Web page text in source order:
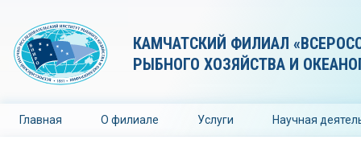
КАМЧАТСКИЙ ФИЛИАЛ
РЫБНОГО ХОЗЯЙСТВА И
Главная О филиале Услуги Научная